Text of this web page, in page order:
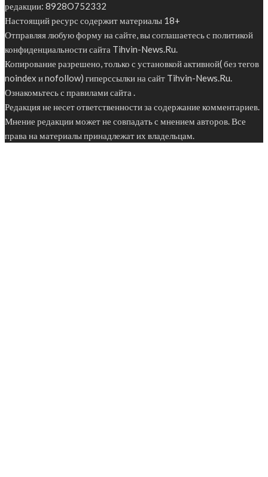
редакции: 8928O752332
Настоящий ресурс содержит материалы 18+
Отправляя любую форму на сайте, вы соглашаетесь с политикой
конфиденциальности сайта Tihvin-News.Ru.
Копирование разрешено, только с установкой активной( без тегов
noindex и nofollow) гиперссылки на сайт Tihvin-News.Ru.
Ознакомьтесь с правилами сайта .
Редакция не несет ответственности за содержание комментариев.
Мнение редакции может не совпадать с мнением авторов. Все
права на материалы принадлежат их владельцам.